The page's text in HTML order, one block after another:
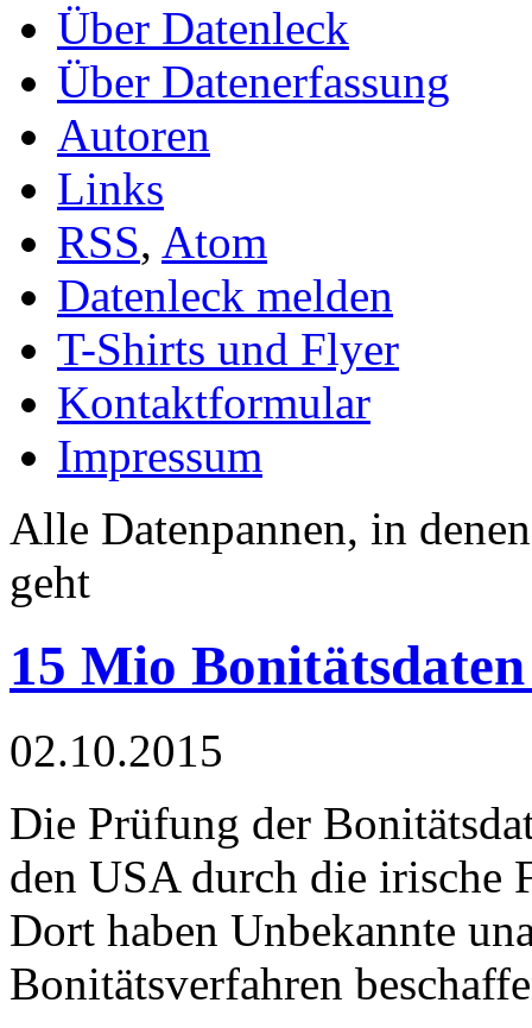
Über Datenleck
Über Datenerfassung
Autoren
Links
RSS, Atom
Datenleck melden
T-Shirts und Flyer
Kontaktformular
Impressum
Alle Datenpannen, in
geht
15 Mio
02.10.2015
Die Prüfung der
den USA durch die irische
Dort haben Unbekannte
Bonitätsverfahren